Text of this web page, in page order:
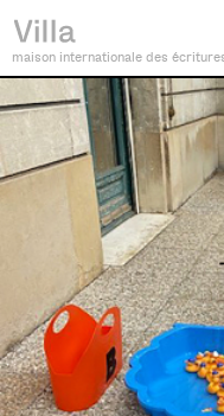
maison internationale des